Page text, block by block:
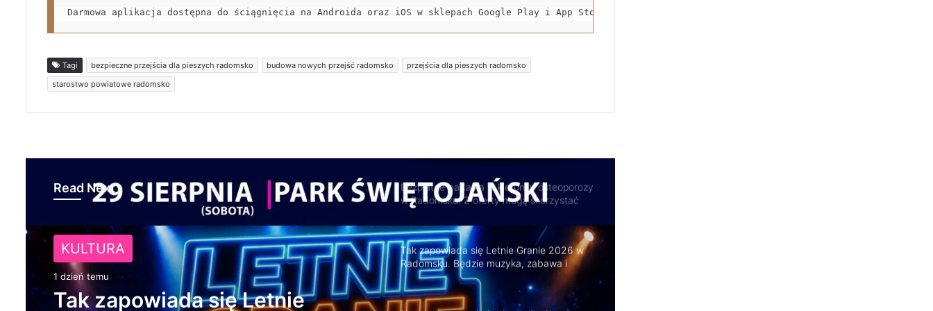
Darmowa aplikacja dostępna do ściągnięcia na Androida oraz iOS w sklepach Google Play i App Store.
Tagi bezpieczne przejścia dla pieszych radomsko budowa nowych przejść radomsko
przejścia dla pieszych radomsko
starostwo powiatowe radomsko
Read Next
KULTURA
1 dzień temu
NA SYGNALE
1 dzień temu
latek stracił prawo jazdy i zapłaci 4 tys. zł
Trwa remont przejazdów kolejowych.
Zmieniły się trasy autobusów MPK w
Tak zapowiada się Letnie Granie 2026 w
Radomsku. Będzie muzyka, zabawa i
atrakcje dla rodzin
Naczepa przewróciła się na drodze.
Kruszywo rozsypało się na jezdnię